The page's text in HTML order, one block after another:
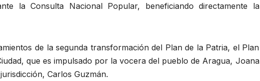
la Consulta Nacional Popular, beneficiando directamente la
de la segunda transformación del Plan de la Patria, el Plan
que es impulsado por la vocera del pueblo de Aragua, Joana
Carlos Guzmán.